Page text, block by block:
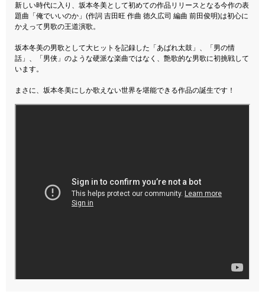
新しい時代に入り、坂本冬美として初めての作品リリースとなる今作の表
題曲「俺でいいのか」(作詞 吉田旺 作曲 徳久広司 編曲 前田俊明)は初心に
かえって男歌の王道演歌。
坂本冬美の男歌として大ヒットを記録した「あばれ太鼓」、「男の情
話」、「男侠」のような硬派な楽曲ではなく、艶歌的な男歌に初挑戦して
います。
まさに、坂本冬美にしか歌えない世界を堪能できる作品の誕生です！